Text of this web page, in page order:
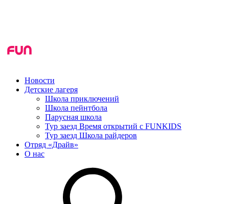
Новости
Детские лагеря
Школа приключений
Школа пейнтбола
Парусная школа
Тур заезд Время открытий с FUNKIDS
Тур заезд Школа райдеров
Отряд «Драйв»
О нас